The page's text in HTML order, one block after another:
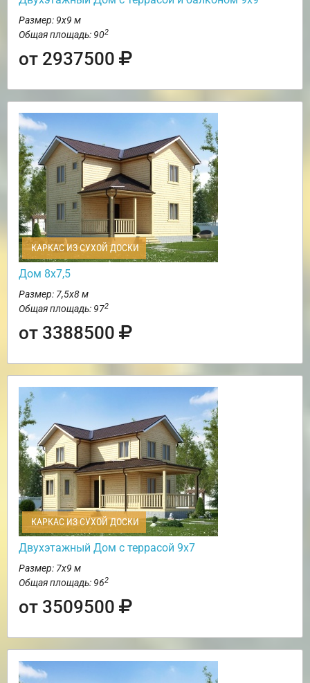
Размер: 9х9 м
Общая площадь: 902
от 2937500
КАРКАС ИЗ СУХОЙ ДОСКИ
Дом 8х7,5
Размер: 7,5х8 м
Общая площадь: 972
от 3388500
КАРКАС ИЗ СУХОЙ ДОСКИ
Двухэтажный Дом с террасой 9х7
Размер: 7х9 м
Общая площадь: 962
от 3509500